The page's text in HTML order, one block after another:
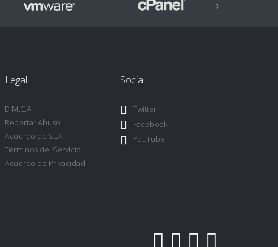
›
Legal
D.M.C.A
Reportar Abuso
Acuerdo de SLA
Términos del Servicio
Acuerdo de Privacidad
Social
Twitter
Facebook
YouTube